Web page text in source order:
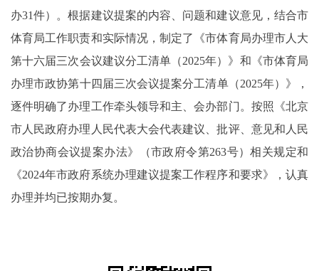
办31件）。根据建议提案的内容、问题和建议意见，结合市
体育局工作职责和实际情况，制定了《市体育局办理市人大
第十六届三次会议建议分工清单（2025年）》和《市体育局
办理市政协第十四届三次会议提案分工清单（2025年）》，
逐件明确了办理工作牵头领导和主、会办部门。按照《北京
市人民政府办理人民代表大会代表建议、批评、意见和人民
政治协商会议提案办法》（市政府令第263号）相关规定和
《2024年市政府系统办理建议提案工作程序和要求》，认真
办理并均已按期办复。